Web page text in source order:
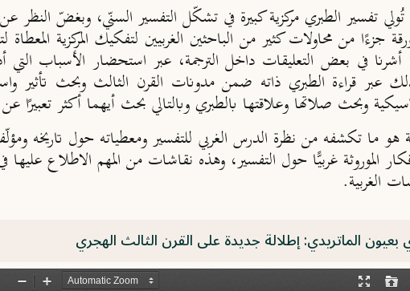
تُولي تفسير الطبري مركزية كبيرة في تشكّل التفسير السنّي، وبغضّ
جزءًا من محاولات كثير من الباحثين الغربيين لتفكيك المركزية
أشرنا في بعض التعليقات داخل الترجمة، عبر استحضار الأسباب التي
عبر قراءة الطبري ذاته ضمن مدونات القرن الثالث وبحث تأثير
وبحث صلاتها وعلاقتها بالطبري وبالتالي بحث أيهما أكثر تعبيرًا
هو ما تكشفه من نظرة الدرس الغربي للتفسير ومعطياته حول تاريخه
الموروثة غربيًّا حول التفسير، وهذه نقاشات من المهم الاطلاع
الغربية.
بعيون الماتريدي: إطلالة جديدة على القرن الثالث الهجري